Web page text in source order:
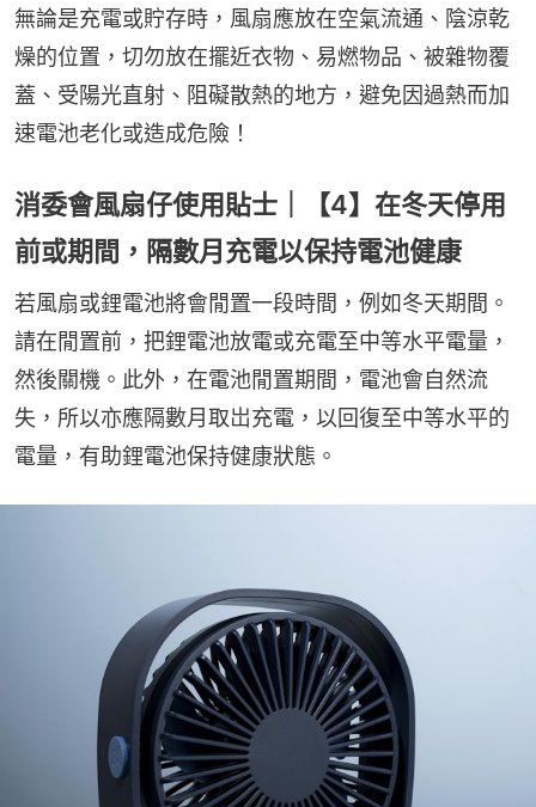
無論是充電或貯存時，風扇應放在空氣流通、陰涼乾
燥的位置，切勿放在擺近衣物、易燃物品、被雜物覆
蓋、受陽光直射、阻礙散熱的地方，避免因過熱而加
速電池老化或造成危險！
消委會風扇仔使用貼士｜【4】在冬天停用
前或期間，隔數月充電以保持電池健康
若風扇或鋰電池將會閒置一段時間，例如冬天期間。
請在閒置前，把鋰電池放電或充電至中等水平電量，
然後關機。此外，在電池閒置期間，電池會自然流
失，所以亦應隔數月取岀充電，以回復至中等水平的
電量，有助鋰電池保持健康狀態。